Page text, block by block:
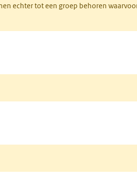
echter tot een groep behoren